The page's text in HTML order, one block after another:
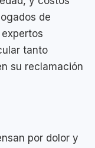
de
tanto
su reclamación
por dolor y